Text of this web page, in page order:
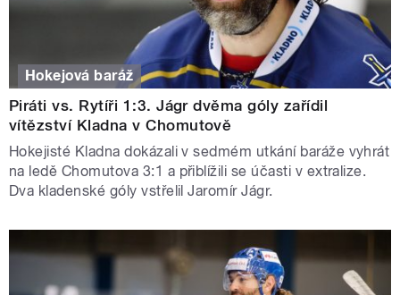
Hokejová baráž
Piráti vs. Rytíři 1:3. Jágr dvěma góly zařídil
vítězství Kladna v Chomutově
Hokejisté Kladna dokázali v sedmém utkání baráže vyhrát
na ledě Chomutova 3:1 a přiblížili se účasti v extralize.
Dva kladenské góly vstřelil Jaromír Jágr.